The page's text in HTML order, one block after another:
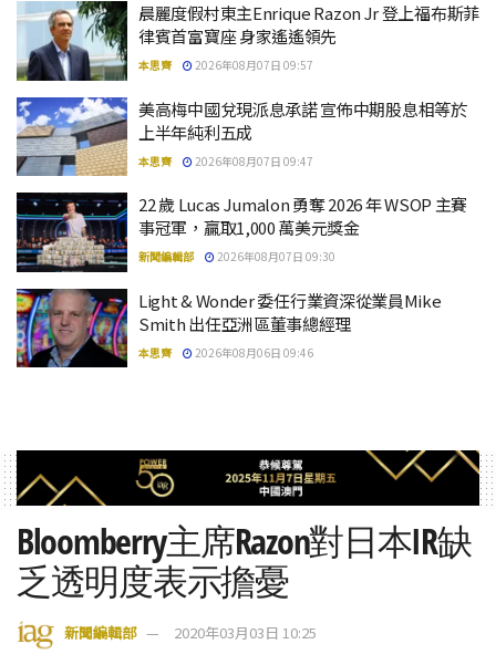
晨麗度假村東主Enrique Razon Jr 登上福布斯菲
律賓首富寶座 身家遙遙領先
本思齊 2026年08月07日 09:57
美高梅中國兌現派息承諾 宣佈中期股息相等於
上半年純利五成
本思齊 2026年08月07日 09:47
22 歲 Lucas Jumalon 勇奪 2026 年 WSOP 主賽
事冠軍，贏取1,000 萬美元獎金
新聞編輯部 2026年08月07日 09:30
Light & Wonder 委任行業資深從業員Mike
Smith 出任亞洲區董事總經理
本思齊 2026年08月06日 09:46
Bloomberry主席Razon對日本IR缺
乏透明度表示擔憂
新聞編輯部 2020年03月03日 10:25